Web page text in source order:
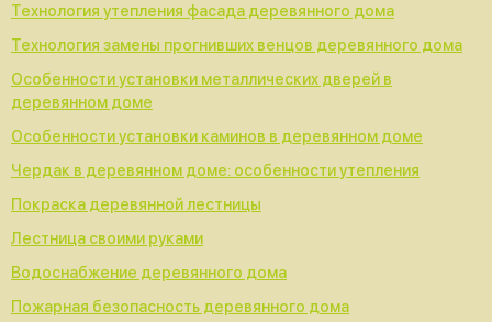
Технология утепления фасада деревянного дома
Технология замены прогнивших венцов деревянного дома
Особенности установки металлических дверей в
деревянном доме
Особенности установки каминов в деревянном доме
Чердак в деревянном доме: особенности утепления
Покраска деревянной лестницы
Лестница своими руками
Водоснабжение деревянного дома
Пожарная безопасность деревянного дома